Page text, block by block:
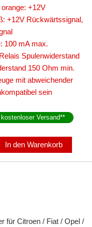
+12V
+12V Rückwärtssignal,
100 mA max.
Spulenwiderstand
150 Ohm min.
mit abweichender
sein
kostenloser Versand**
In den Warenkorb